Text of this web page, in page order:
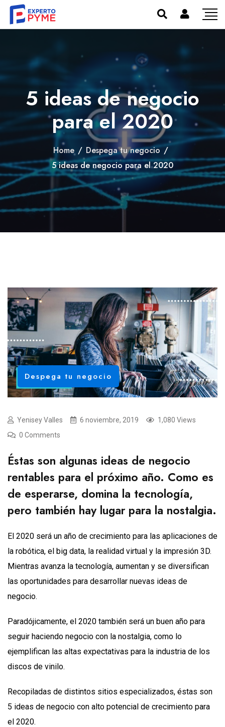
5 ideas de negocio
para el 2020
Home / Despega tu negocio /
5 ideas de negocio para el 2020
Despega tu negocio
Yenisey Valles 6 noviembre, 2019
1,080 Views
0 Comments
Éstas son algunas ideas de negocio
rentables para el próximo año. Como es
de esperarse, domina la tecnología,
pero también hay lugar para la nostalgia.
El 2020 será un año de crecimiento para las aplicaciones de
la robótica, el big data, la realidad virtual y la impresión 3D.
Mientras avanza la tecnología, aumentan y se diversifican
las oportunidades para desarrollar nuevas ideas de
negocio.
Paradójicamente, el 2020 también será un buen año para
seguir haciendo negocio con la nostalgia, como lo
ejemplifican las altas expectativas para la industria de los
discos de vinilo.
Recopiladas de distintos sitios especializados, éstas son
5 ideas de negocio con alto potencial de crecimiento para
el 2020.